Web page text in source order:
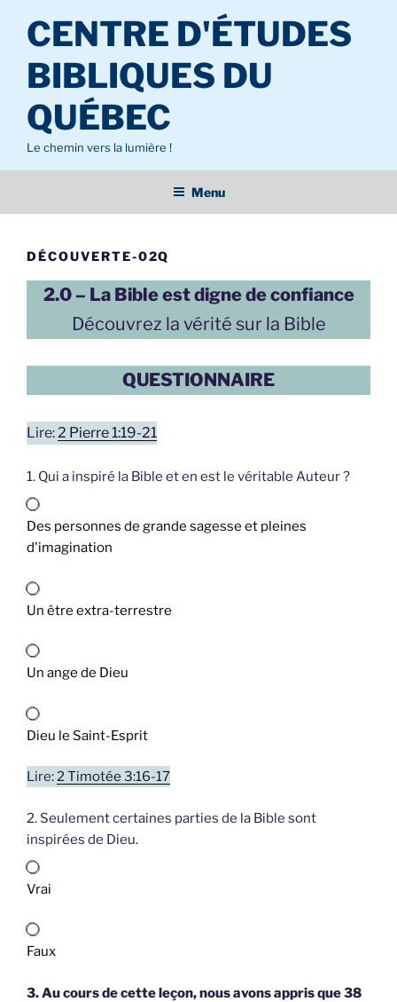
contenu
principal
CENTRE D'ÉTUDES
BIBLIQUES DU
QUÉBEC
Le chemin vers la lumière !
Menu
DÉCOUVERTE-02Q
2.0 – La Bible est digne de confiance
Découvrez la vérité sur la Bible
QUESTIONNAIRE
Lire:2 Pierre 1:19-21
1. Qui a inspiré la Bible et en est le véritable Auteur ?
Des personnes de grande sagesse et pleines
d'imagination
Un être extra-terrestre
Un ange de Dieu
Dieu le Saint-Esprit
Lire:2 Timotée 3:16-17
2. Seulement certaines parties de la Bible sont
inspirées de Dieu.
Vrai
Faux
3. Au cours de cette leçon, nous avons appris que 38